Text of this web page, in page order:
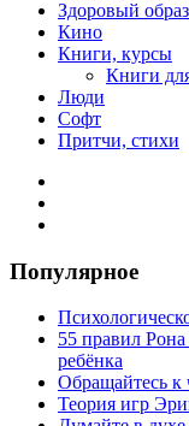
Здоровый
Кино
Книги, курсы
Книги
Люди
Софт
Притчи, стихи
Популярное
55 правил
ребёнка
Обращайтесь к
Теория игр